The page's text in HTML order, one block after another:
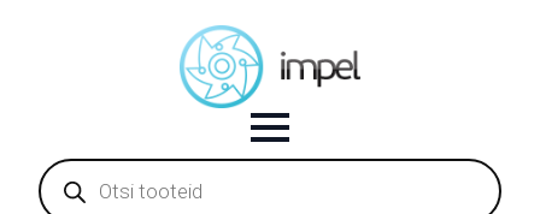
Products
search